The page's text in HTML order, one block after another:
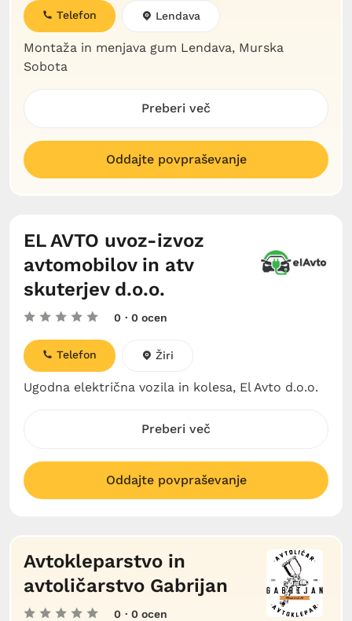
Montaža in menjava gum Lendava, Murska
Sobota
Telefon Lendava
Preberi več
Oddajte povpraševanje
EL AVTO uvoz-izvoz
avtomobilov in atv
skuterjev d.o.o.
0 · 0 ocen
Ugodna električna vozila in kolesa, El Avto d.o.o.
Telefon Žiri
Preberi več
Oddajte povpraševanje
Avtokleparstvo in
avtoličarstvo Gabrijan
0 · 0 ocen